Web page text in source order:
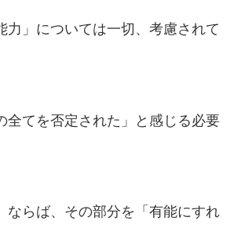
力」については一切、考慮されて
全てを否定された」と感じる必要
ならば、その部分を「有能にすれ